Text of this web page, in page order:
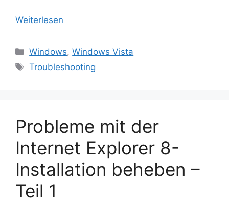
Weiterlesen
Kategorien
Windows,Windows Vista
Schlagwörter
Troubleshooting
Probleme mit der
Internet Explorer 8-
Installation beheben –
Teil 1